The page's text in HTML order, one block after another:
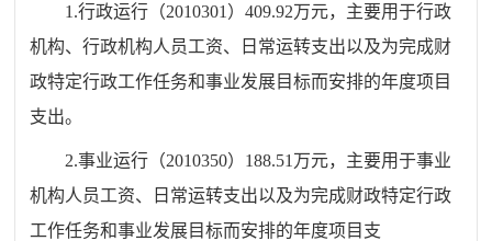
1.行政运行（2010301）409.92万元，主要用于行政
机构、行政机构人员工资、日常运转支出以及为完成财
政特定行政工作任务和事业发展目标而安排的年度项目
支出。
2.事业运行（2010350）188.51万元，主要用于事业
机构人员工资、日常运转支出以及为完成财政特定行政
工作任务和事业发展目标而安排的年度项目支